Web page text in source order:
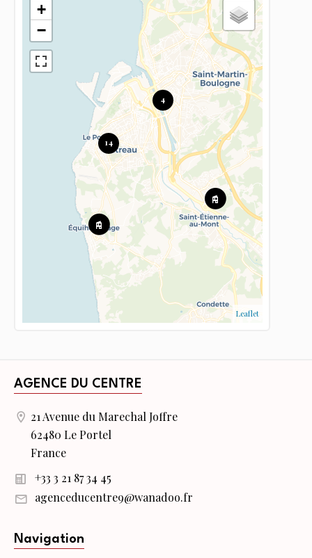
4
14
+
−
Leaflet
AGENCE DU CENTRE
21 Avenue du Marechal Joffre
62480 Le Portel
France
+33 3 21 87 34 45
agenceducentre9@wanadoo.fr
Navigation